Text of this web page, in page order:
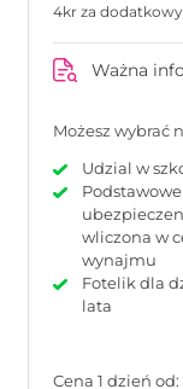
4kr za
Ważna
Możesz wybrać
Udzial w
Podstawowe
ubezpieczenie
wliczona w
wynajmu
Fotelik dla
lata
Cena 1 dzień od: